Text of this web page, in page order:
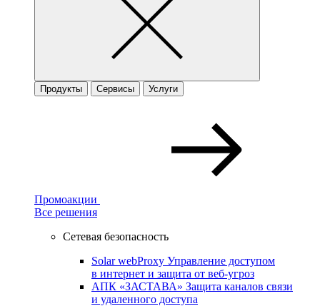
Продукты Сервисы Услуги
Промоакции
Все решения
Сетевая безопасность
Solar webProxy Управление доступом
в интернет и защита от веб-угроз
АПК «ЗАСТАВА» Защита каналов связи
и удаленного доступа